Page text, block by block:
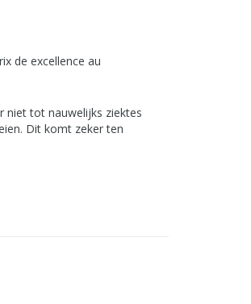
de excellence au
niet tot nauwelijks ziektes
Dit komt zeker ten